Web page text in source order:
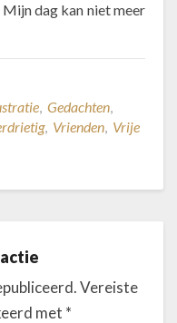
Mijn dag kan niet meer
, Gedachten,
, Vrienden, Vrije
Vereiste
met *